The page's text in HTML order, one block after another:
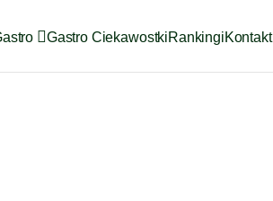
Gastro CiekawostkiRankingiKontakt